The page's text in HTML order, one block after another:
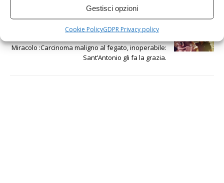
Gestisci opzioni
Cookie PolicyGDPR Privacy policy
Anastasia Knyazeva: La bambina più bella del
SUCCESSIVO
Miracolo :Carcinoma maligno al fegato, inoperabile:
Sant’Antonio gli fa la grazia.